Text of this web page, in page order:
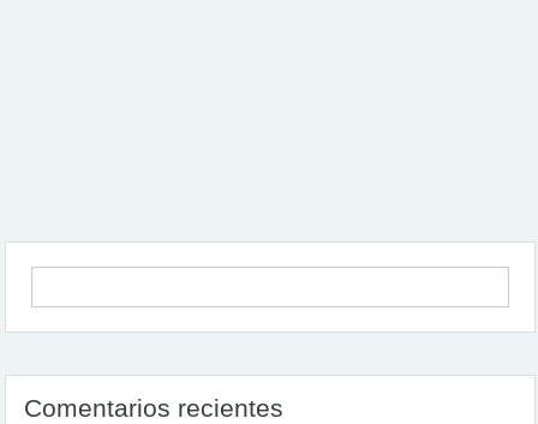
Comentarios recientes